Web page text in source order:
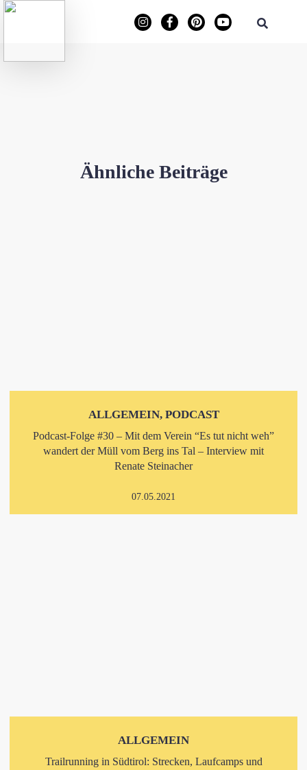
Ähnliche Beiträge
ALLGEMEIN, PODCAST
Podcast-Folge #30 – Mit dem Verein “Es tut nicht weh”
wandert der Müll vom Berg ins Tal – Interview mit
Renate Steinacher
07.05.2021
ALLGEMEIN
Trailrunning in Südtirol: Strecken, Laufcamps und